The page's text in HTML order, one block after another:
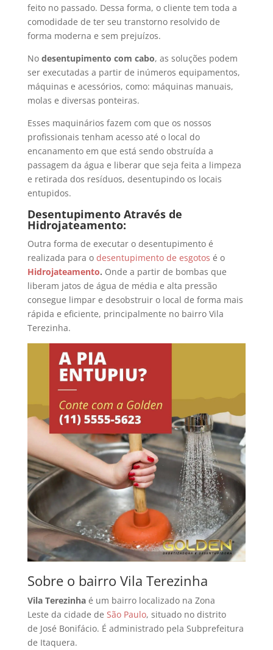
feito no passado. Dessa forma, o cliente tem toda a
comodidade de ter seu transtorno resolvido de
forma moderna e sem prejuízos.
No desentupimento com cabo, as soluções podem
ser executadas a partir de inúmeros equipamentos,
máquinas e acessórios, como: máquinas manuais,
molas e diversas ponteiras.
Esses maquinários fazem com que os nossos
profissionais tenham acesso até o local do
encanamento em que está sendo obstruída a
passagem da água e liberar que seja feita a limpeza
e retirada dos resíduos, desentupindo os locais
entupidos.
Desentupimento Através de
Hidrojateamento:
Outra forma de executar o desentupimento é
realizada para o desentupimento de esgotos é o
Hidrojateamento. Onde a partir de bombas que
liberam jatos de água de média e alta pressão
consegue limpar e desobstruir o local de forma mais
rápida e eficiente, principalmente no bairro Vila
Terezinha.
Sobre o bairro Vila Terezinha
Vila Terezinhaé um bairro localizado na Zona
Leste da cidade de São Paulo, situado no distrito
de José Bonifácio. É administrado pela Subprefeitura
de Itaquera.